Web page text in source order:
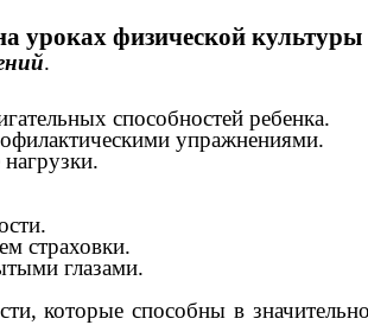
уроках физической культуры
.
способностей ребенка.
упражнениями.
страховки.
глазами.
которые способны в